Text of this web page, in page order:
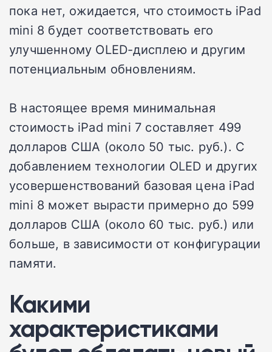
пока нет, ожидается, что стоимость iPad
mini 8 будет соответствовать его
улучшенному OLED-дисплею и другим
потенциальным обновлениям.
В настоящее время минимальная
стоимость iPad mini 7 составляет 499
долларов США (около 50 тыс. руб.). С
добавлением технологии OLED и других
усовершенствований базовая цена iPad
mini 8 может вырасти примерно до 599
долларов США (около 60 тыс. руб.) или
больше, в зависимости от конфигурации
памяти.
Какими
характеристиками